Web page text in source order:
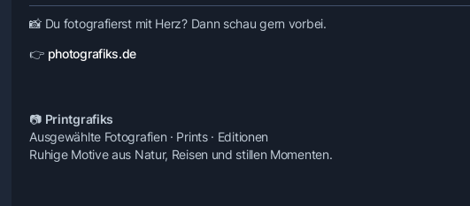
Die polnische Landwirtschaft ist nicht der einzige Sektor, in dem
Mitgliedsbetrieben vergeblich nach Fachkräften. Gesucht
Hauptgrund für den Mangel ist neben dem hohen
Arbeitnehmer nach Großbritannien und Irland. Beide Staaten
📸 Du fotografierst mit Herz? Dann schau gern vorbei.
👉 photografiks.de
📷 Printgrafiks
Ausgewählte Fotografien · Prints · Editionen
Ruhige Motive aus Natur, Reisen und stillen Momenten.